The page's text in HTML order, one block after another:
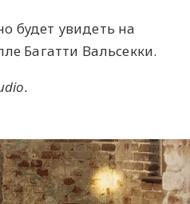
будет увидеть на
Багатти Вальсекки.
.